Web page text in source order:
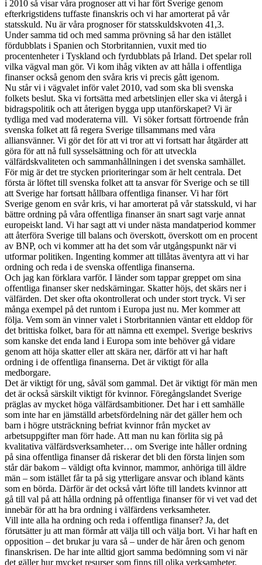
i 2010 så visar våra prognoser att vi har fört Sverige genom
efterkrigstidens tuffaste finanskris och vi har amorterat på vår
statsskuld. Nu är våra prognoser för statsskuldskvoten 41,3.
Under samma tid och med samma prövning så har den istället
fördubblats i Spanien och Storbritannien, vuxit med tio
procentenheter i Tyskland och fyrdubblats på Irland. Det spelar roll
vilka vägval man gör. Vi kom ihåg vikten av att hålla i offentliga
finanser också genom den svåra kris vi precis gått igenom.
Nu står vi i vägvalet inför valet 2010, vad som ska bli svenska
folkets beslut. Ska vi fortsätta med arbetslinjen eller ska vi återgå i
bidragspolitik och att återigen bygga upp utanförskapet? Vi är
tydliga med vad moderaterna vill. Vi söker fortsatt förtroende från
svenska folket att få regera Sverige tillsammans med våra
alliansvänner. Vi gör det för att vi tror att vi fortsatt har åtgärder att
göra för att nå full sysselsättning och för att utveckla
välfärdskvaliteten och sammanhållningen i det svenska samhället.
För mig är det tre stycken prioriteringar som är helt centrala. Det
första är löftet till svenska folket att ta ansvar för Sverige och se till
att Sverige har fortsatt hållbara offentliga finanser. Vi har fört
Sverige genom en svår kris, vi har amorterat på vår statsskuld, vi har
bättre ordning på våra offentliga finanser än snart sagt varje annat
europeiskt land. Vi har sagt att vi under nästa mandatperiod kommer
att återföra Sverige till balans och överskott, överskott om en procent
av BNP, och vi kommer att ha det som vår utgångspunkt när vi
utformar politiken. Ingenting kommer att tillåtas äventyra att vi har
ordning och reda i de svenska offentliga finanserna.
Och jag kan förklara varför. I länder som tappar greppet om sina
offentliga finanser sker nedskärningar. Skatter höjs, det skärs ner i
välfärden. Det sker ofta okontrollerat och under stort tryck. Vi ser
många exempel på det runtom i Europa just nu. Mer kommer att
följa. Vem som än vinner valet i Storbritannien väntar ett elddop för
det brittiska folket, bara för att nämna ett exempel. Sverige beskrivs
som kanske det enda land i Europa som inte behöver gå vidare
genom att höja skatter eller att skära ner, därför att vi har haft
ordning i de offentliga finanserna. Det är viktigt för alla
medborgare.
Det är viktigt för ung, såväl som gammal. Det är viktigt för män men
det är också särskilt viktigt för kvinnor. Föregångslandet Sverige
präglas av mycket höga välfärdsambitioner. Det har i ett samhälle
som inte har en jämställd arbetsfördelning när det gäller hem och
barn i högre utsträckning befriat kvinnor från mycket av
arbetsuppgifter man förr hade. Att man nu kan förlita sig på
kvalitativa välfärdsverksamheter… om Sverige inte håller ordning
på sina offentliga finanser då riskerar det bli den första linjen som
står där bakom – väldigt ofta kvinnor, mammor, anhöriga till äldre
män – som istället får ta på sig ytterligare ansvar och ibland känts
som en börda. Därför är det också vårt löfte till landets kvinnor att
gå till val på att hålla ordning på offentliga finanser för vi vet vad det
innebär för att ha bra ordning i välfärdens verksamheter.
Vill inte alla ha ordning och reda i offentliga finanser? Ja, det
förutsätter ju att man förmår att välja till och välja bort. Vi har haft en
opposition – det brukar ju vara så – under de här åren och genom
finanskrisen. De har inte alltid gjort samma bedömning som vi när
det gäller hur mycket resurser som finns till olika verksamheter.